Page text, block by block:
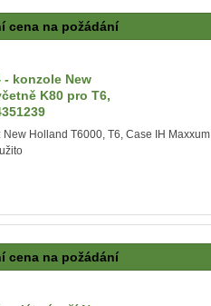
cena na požádání
- konzole New
K80 pro T6,
New Holland T6000, T6, Case IH Maxxum
cena na požádání